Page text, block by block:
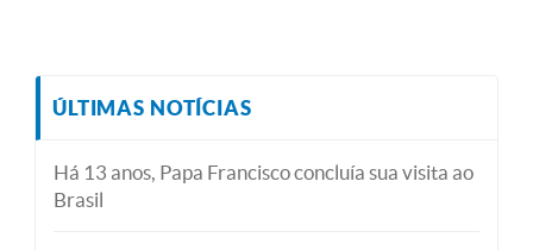
ÚLTIMAS NOTÍCIAS
Há 13 anos, Papa Francisco concluía sua visita ao
Brasil